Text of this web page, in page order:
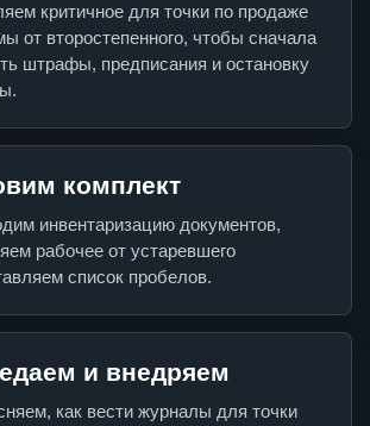
критичное для точки по продаже
от второстепенного, чтобы сначала
штрафы, предписания и остановку
комплект
инвентаризацию документов,
рабочее от устаревшего
список пробелов.
и внедряем
как вести журналы для точки